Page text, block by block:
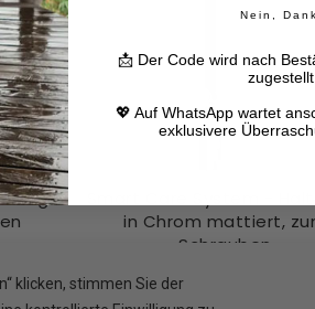
in Chrom mattiert,
Schrauben
klicken, stimmen Sie der
Nein,
📩 Der Code wird nach
💖 Auf WhatsApp wartet
exklusivere